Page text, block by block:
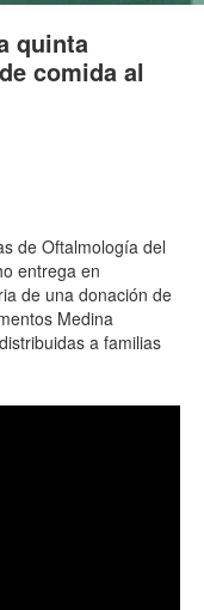
quinta
comida al
de Oftalmología del
entrega en
de una donación de
Medina
a familias